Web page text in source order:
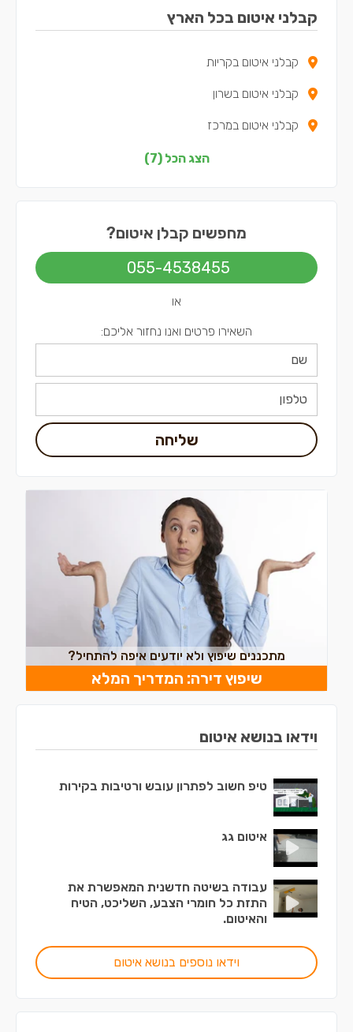
קבלני איטום בכל הארץ
קבלני איטום בקריות
קבלני איטום בשרון
קבלני איטום במרכז
קבלני איטום בשפלה
קבלני איטום בתל אביב
הצג הכל (7)
מחפשים קבלן איטום?
055-4538455
או
השאירו פרטים ואנו נחזור אליכם:
שליחה
מתכננים שיפוץ ולא יודעים איפה להתחיל?
שיפוץ דירה: המדריך המלא
וידאו בנושא איטום
טיפ חשוב לפתרון עובש ורטיבות בקירות
איטום גג
עבודה בשיטה חדשנית המאפשרת את
התזת כל חומרי הצבע, השליכט, הטיח
והאיטום.
וידאו נוספים בנושא איטום